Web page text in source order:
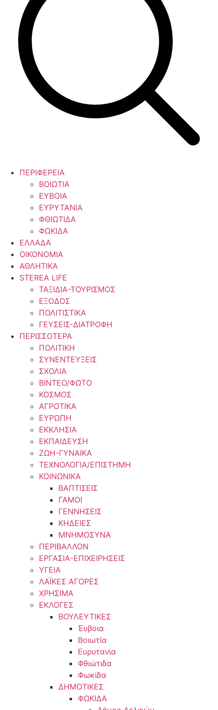
ΠΕΡΙΦΕΡΕΙΑ
ΒΟΙΩΤΙΑ
ΕΥΒΟΙΑ
ΕΥΡΥΤΑΝΙΑ
ΦΘΙΩΤΙΔΑ
ΦΩΚΙΔΑ
ΕΛΛΑΔΑ
ΟΙΚΟΝΟΜΙΑ
ΑΘΛΗΤΙΚΑ
STEREA LIFE
ΤΑΞΙΔΙΑ-ΤΟΥΡΙΣΜΟΣ
ΕΞΟΔΟΣ
ΠΟΛΙΤΙΣΤΙΚΑ
ΓΕΥΣΕΙΣ-ΔΙΑΤΡΟΦΗ
ΠΕΡΙΣΣΟΤΕΡΑ
ΠΟΛΙΤΙΚΗ
ΣΥΝΕΝΤΕΥΞΕΙΣ
ΣΧΟΛΙΑ
ΒΙΝΤΕΟ/ΦΩΤΟ
ΚΟΣΜΟΣ
ΑΓΡΟΤΙΚΑ
ΕΥΡΩΠΗ
ΕΚΚΛΗΣΙΑ
ΕΚΠΑΙΔΕΥΣΗ
ΖΩΗ-ΓΥΝΑΙΚΑ
ΤΕΧΝΟΛΟΓΙΑ/ΕΠΙΣΤΗΜΗ
ΚΟΙΝΩΝΙΚΑ
ΒΑΠΤΙΣΕΙΣ
ΓΑΜΟΙ
ΓΕΝΝΗΣΕΙΣ
ΚΗΔΕΙΕΣ
ΜΝΗΜΟΣΥΝΑ
ΠΕΡΙΒΑΛΛΟΝ
ΕΡΓΑΣΙΑ-ΕΠΙΧΕΙΡΗΣΕΙΣ
ΥΓΕΙΑ
ΛΑΪΚΕΣ ΑΓΟΡΕΣ
ΧΡΗΣΙΜΑ
ΕΚΛΟΓΕΣ
ΒΟΥΛΕΥΤΙΚΕΣ
Έυβοια
Βοιωτία
Ευρυτανία
Φθιώτιδα
Φωκίδα
ΔΗΜΟΤΙΚΕΣ
ΦΩΚΙΔΑ